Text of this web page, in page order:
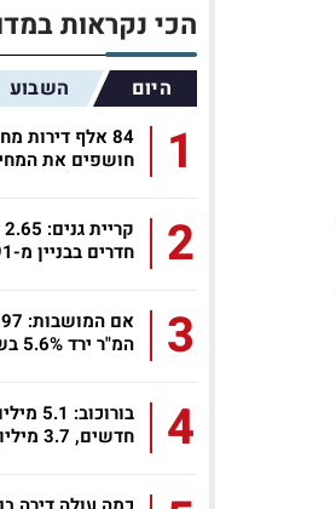
הכי נקראות
היום השבוע
1
84 אלף דירות
חושפים את
2
חדרים בבניין מ-1991
3
המ"ר ירד 5.6% בשנה
4
חדשים, 3.7 מיליון לוותיקים